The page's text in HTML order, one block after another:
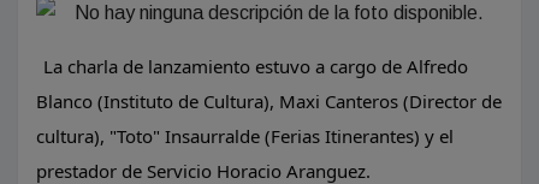
La charla de lanzamiento estuvo a cargo de Alfredo
Blanco (Instituto de Cultura), Maxi Canteros (Director de
cultura), "Toto" Insaurralde (Ferias Itinerantes) y el
prestador de Servicio Horacio Aranguez.